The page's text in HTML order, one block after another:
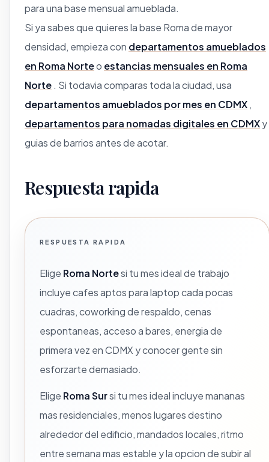
para una base mensual amueblada.
Si ya sabes que quieres la base Roma de mayor
densidad, empieza con departamentos amueblados
en Roma Norteo estancias mensuales en Roma
Norte . Si todavia comparas toda la ciudad, usa
departamentos amueblados por mes en CDMX ,
departamentos para nomadas digitales en CDMXy
guias de barrios antes de acotar.
Respuesta rapida
RESPUESTA RAPIDA
Elige Roma Nortesi tu mes ideal de trabajo
incluye cafes aptos para laptop cada pocas
cuadras, coworking de respaldo, cenas
espontaneas, acceso a bares, energia de
primera vez en CDMX y conocer gente sin
esforzarte demasiado.
Elige Roma Sursi tu mes ideal incluye mananas
mas residenciales, menos lugares destino
alrededor del edificio, mandados locales, ritmo
entre semana mas estable y la opcion de subir al